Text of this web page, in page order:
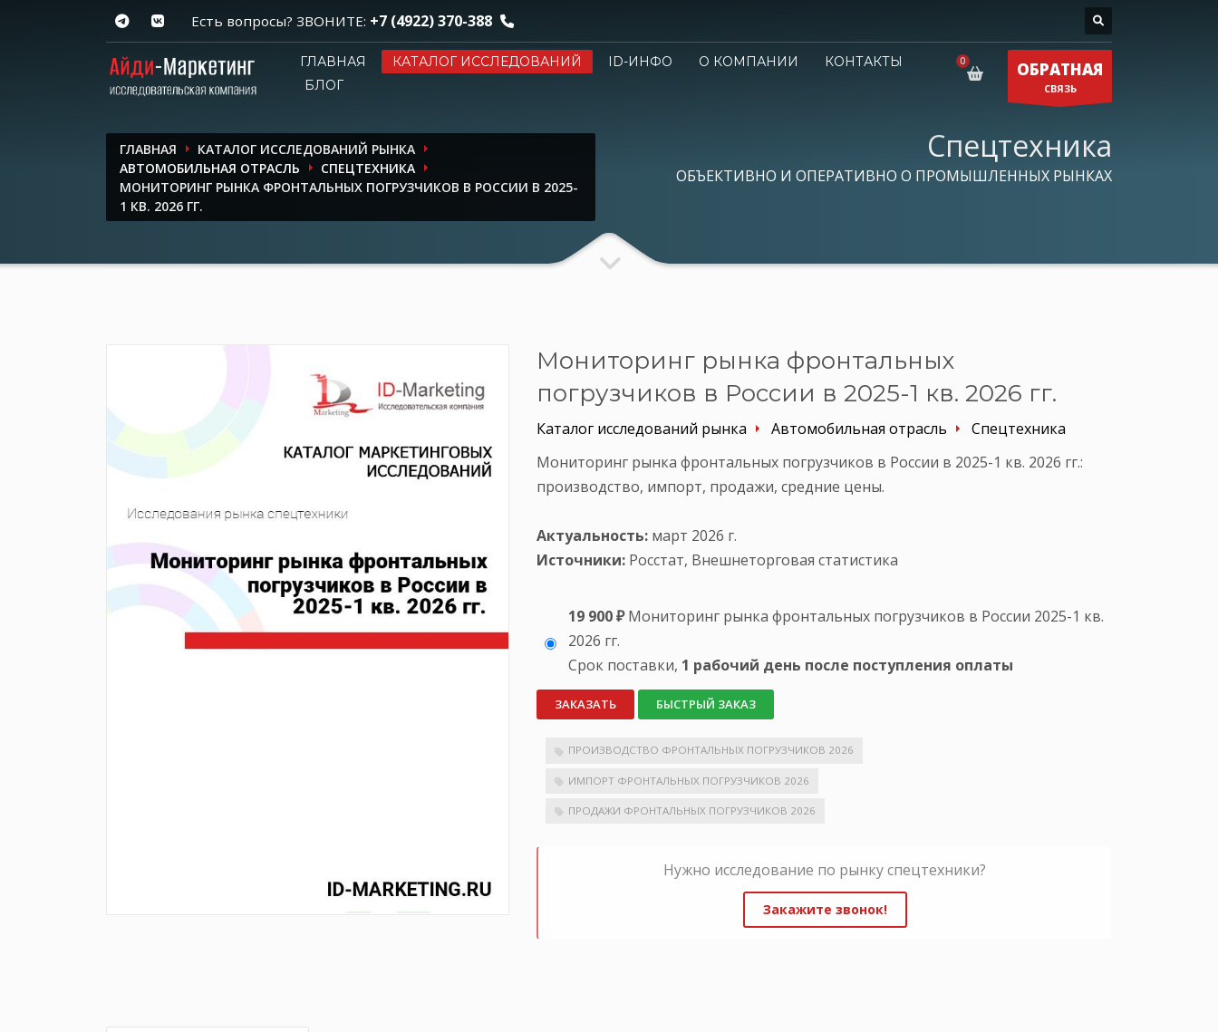
Есть вопросы? ЗВОНИТЕ: +7 (4922) 370-388
ГЛАВНАЯ КАТАЛОГ ИССЛЕДОВАНИЙ ID-ИНФО О КОМПАНИИ
КОНТАКТЫ
БЛОГ
ОБРАТНАЯ
СВЯЗЬ
ГЛАВНАЯ
КАТАЛОГ ИССЛЕДОВАНИЙ РЫНКА
АВТОМОБИЛЬНАЯ ОТРАСЛЬ
СПЕЦТЕХНИКА
МОНИТОРИНГ РЫНКА ФРОНТАЛЬНЫХ ПОГРУЗЧИКОВ В РОССИИ В 2025-
1 КВ. 2026 ГГ.
Спецтехника
ОБЪЕКТИВНО И ОПЕРАТИВНО О ПРОМЫШЛЕННЫХ РЫНКАХ
Мониторинг рынка фронтальных
погрузчиков в России в 2025-1 кв. 2026 гг.
Каталог исследований рынка Автомобильная отрасль
Спецтехника
Мониторинг рынка фронтальных погрузчиков в России в 2025-1 кв. 2026 гг.:
производство, импорт, продажи, средние цены.
Актуальность: март 2026 г.
Источники: Росстат, Внешнеторговая статистика
19 900 ₽ Мониторинг рынка фронтальных погрузчиков в России 2025-1 кв.
2026 гг.
Срок поставки, 1 рабочий день после поступления оплаты
ЗАКАЗАТЬ БЫСТРЫЙ ЗАКАЗ
ПРОИЗВОДСТВО ФРОНТАЛЬНЫХ ПОГРУЗЧИКОВ 2026
ИМПОРТ ФРОНТАЛЬНЫХ ПОГРУЗЧИКОВ 2026
ПРОДАЖИ ФРОНТАЛЬНЫХ ПОГРУЗЧИКОВ 2026
Нужно исследование по рынку спецтехники?
Закажите звонок!